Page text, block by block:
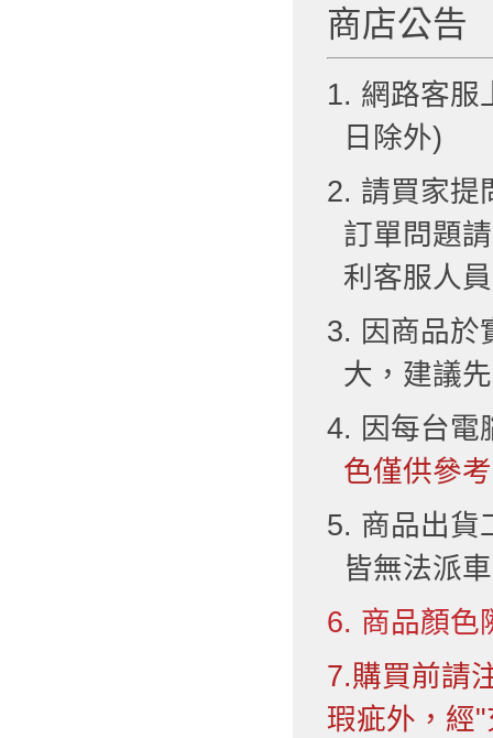
商店公告
1. 網路客服
日除外)
2. 請買家提
訂單問題
利客服人
3. 因商品於
大，建議
4. 因每台電
色僅供參
5. 商品出貨
皆無法派
6. 商品顏色
7.購買前請
瑕疵外，經